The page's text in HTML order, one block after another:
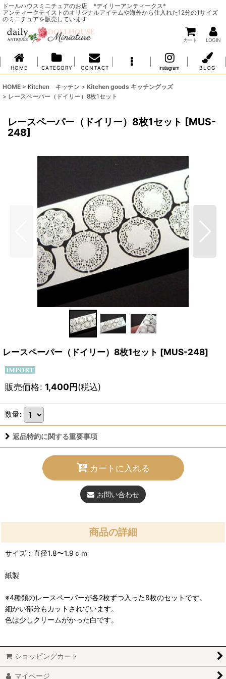
ドールハウスミニチュアのお店 *デイリーアンティークス*
アンティークテイストのオリジナルアイテムや海外から仕入れた12分の1サイズ
のミニチュアを販売しています
カート LOG IN
H O M E C A T E G O R Y C O N T A C T instagram B L O G
HOME > Kitchen キッチン > Kitchen goods キッチングッズ
> レースペーパー（ドイリー）8枚1セット
レースペーパー（ドイリー）8枚1セット [MUS-
248]
レースペーパー（ドイリー）8枚1セット [MUS-248]
販売価格: 1,400円(税込)
数量:
返品特約に関する重要事項
カートに入れる
お問い合わせ
商品の詳細
サイズ：直径1.8〜1.9ｃｍ
紙製
※4種類のレースペーパーが各2枚ずつ入った8枚のセットです。
細かい部分もカットされています。
色は少しクリームがかった白です。
ショッピングカート
マイページ